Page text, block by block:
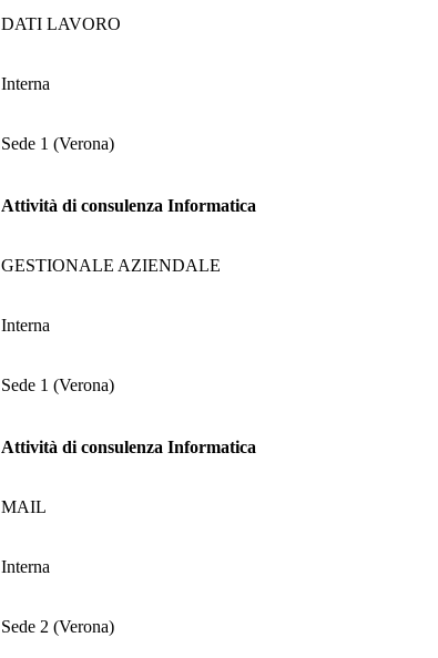
DATI LAVORO
Interna
Sede 1 (Verona)
Attività di consulenza Informatica
GESTIONALE AZIENDALE
Interna
Sede 1 (Verona)
Attività di consulenza Informatica
MAIL
Interna
Sede 2 (Verona)